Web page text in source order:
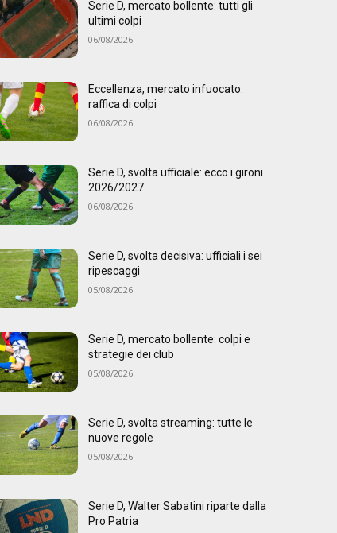
Serie D, mercato bollente: tutti gli
ultimi colpi
06/08/2026
Eccellenza, mercato infuocato:
raffica di colpi
06/08/2026
Serie D, svolta ufficiale: ecco i gironi
2026/2027
06/08/2026
Serie D, svolta decisiva: ufficiali i sei
ripescaggi
05/08/2026
Serie D, mercato bollente: colpi e
strategie dei club
05/08/2026
Serie D, svolta streaming: tutte le
nuove regole
05/08/2026
Serie D, Walter Sabatini riparte dalla
Pro Patria